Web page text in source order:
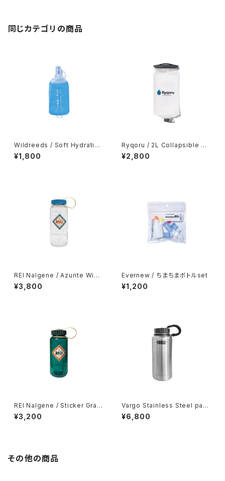
同じカテゴリの商品
Wildreeds / Soft Hydration
Flask 250ml
¥1,800
Ryqoru / 2L Collapsible Wa
ter Bag
¥2,800
REI Nalgene / Azurite Wide
-Mouth Water Bottle - 16 f
l. oz.
¥3,800
Evernew / ちまちまボトルset
¥1,200
REI Nalgene / Sticker Grap
hic Wide-Mouth Water Bott
le - 16 fl. oz.
¥3,200
Vargo Stainless Steel para
-Bottle
¥6,800
その他の商品